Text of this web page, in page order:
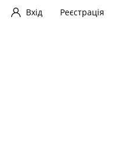
Вхід Реєстрація